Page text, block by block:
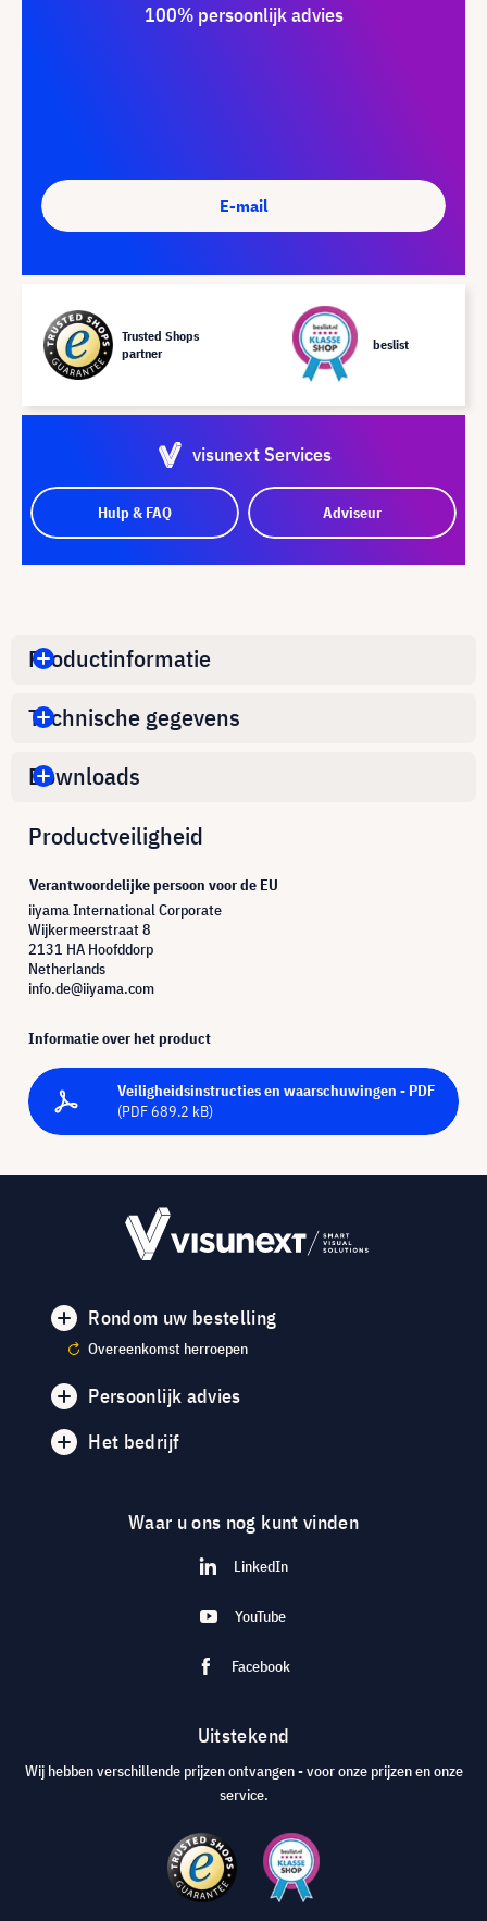
100% persoonlijk advies
E-mail
Trusted Shops
partner
beslist
visunext Services
Hulp & FAQ Adviseur
Productinformatie
Technische gegevens
Downloads
Productveiligheid
Verantwoordelijke persoon voor de EU
iiyama International Corporate
Wijkermeerstraat 8
2131 HA Hoofddorp
Netherlands
info.de@iiyama.com
Informatie over het product
Veiligheidsinstructies en waarschuwingen - PDF
(PDF 689.2 kB)
Rondom uw bestelling
Overeenkomst herroepen
Persoonlijk advies
Het bedrijf
Waar u ons nog kunt vinden
LinkedIn
YouTube
Facebook
Uitstekend
Wij hebben verschillende prijzen ontvangen - voor onze prijzen en onze
service.